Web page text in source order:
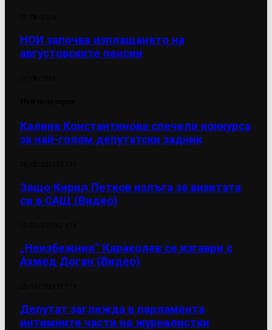
НОИ започва изплащането на
августовските пенсии
Калина Константинова спечели конкурса
за най-голям депутатски задник
Защо Кирил Петков излъга за визитата
си в САЩ (Видео)
„Неизбежния“ Караколев се изгаври с
Ахмед Доган (Видео)
Депутат заглежда в парламента
интимните части на журналистки